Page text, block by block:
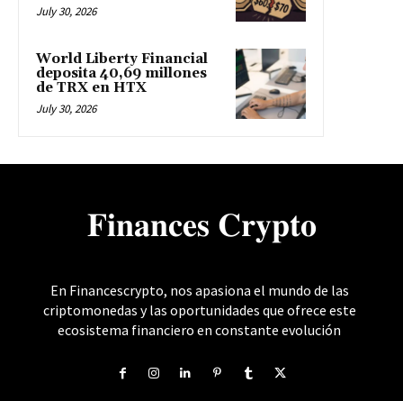
July 30, 2026
World Liberty Financial
deposita 40,69 millones
de TRX en HTX
July 30, 2026
𝐅𝐢𝐧𝐚𝐧𝐜𝐞𝐬 𝐂𝐫𝐲𝐩𝐭𝐨
En Financescrypto, nos apasiona el mundo de las
criptomonedas y las oportunidades que ofrece este
ecosistema financiero en constante evolución